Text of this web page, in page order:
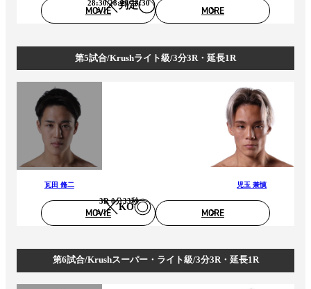
判定
28:30/28:29/28:30
MOVIE MORE
第5試合/Krushライト級/3分3R・延長1R
瓦田 脩二
KO
3R 0分33秒
児玉 兼慎
MOVIE MORE
第6試合/Krushスーパー・ライト級/3分3R・延長1R